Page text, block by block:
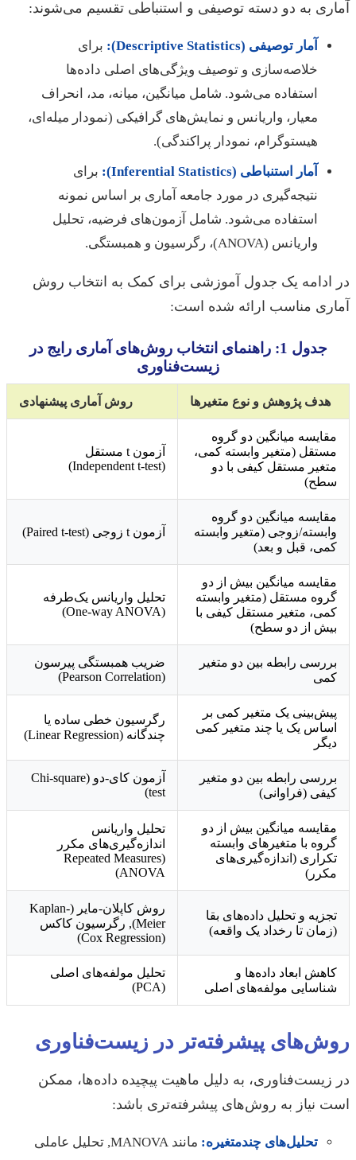
آماری به دو دسته توصیفی و استنباطی تقسیم می‌شوند:
آمار توصیفی (Descriptive Statistics):
برای
خلاصه‌سازی و توصیف ویژگی‌های اصلی داده‌ها
استفاده می‌شود. شامل میانگین، میانه، مد، انحراف
معیار، واریانس و نمایش‌های گرافیکی (نمودار میله‌ای،
هیستوگرام، نمودار پراکندگی).
آمار استنباطی (Inferential Statistics):
برای
نتیجه‌گیری در مورد جامعه آماری بر اساس نمونه
استفاده می‌شود. شامل آزمون‌های فرضیه، تحلیل
واریانس (ANOVA)، رگرسیون و همبستگی.
در ادامه یک جدول آموزشی برای کمک به انتخاب روش
آماری مناسب ارائه شده است:
جدول 1: راهنمای انتخاب روش‌های آماری رایج در
زیست‌فناوری
هدف پژوهش و نوع متغیرها روش آماری پیشنهادی
مقایسه میانگین دو گروه
مستقل (متغیر وابسته کمی،
متغیر مستقل کیفی با دو
سطح)
آزمون t مستقل
(Independent t-test)
مقایسه میانگین دو گروه
وابسته/زوجی (متغیر وابسته
کمی، قبل و بعد)
آزمون t زوجی (Paired t-test)
مقایسه میانگین بیش از دو
گروه مستقل (متغیر وابسته
کمی، متغیر مستقل کیفی با
بیش از دو سطح)
تحلیل واریانس یک‌طرفه
(One-way ANOVA)
بررسی رابطه بین دو متغیر
کمی
ضریب همبستگی پیرسون
(Pearson Correlation)
پیش‌بینی یک متغیر کمی بر
اساس یک یا چند متغیر کمی
دیگر
رگرسیون خطی ساده یا
چندگانه (Linear Regression)
بررسی رابطه بین دو متغیر
کیفی (فراوانی)
آزمون کای-دو (Chi-square
test)
مقایسه میانگین بیش از دو
گروه با متغیرهای وابسته
تکراری (اندازه‌گیری‌های
مکرر)
تحلیل واریانس
اندازه‌گیری‌های مکرر
(Repeated Measures
ANOVA)
تجزیه و تحلیل داده‌های بقا
(زمان تا رخداد یک واقعه)
روش کاپلان-مایر (Kaplan-
Meier), رگرسیون کاکس
(Cox Regression)
کاهش ابعاد داده‌ها و
شناسایی مولفه‌های اصلی
تحلیل مولفه‌های اصلی
(PCA)
روش‌های پیشرفته‌تر در زیست‌فناوری
در زیست‌فناوری، به دلیل ماهیت پیچیده داده‌ها، ممکن
است نیاز به روش‌های پیشرفته‌تری باشد:
تحلیل‌های چندمتغیره:
مانند MANOVA, تحلیل عاملی